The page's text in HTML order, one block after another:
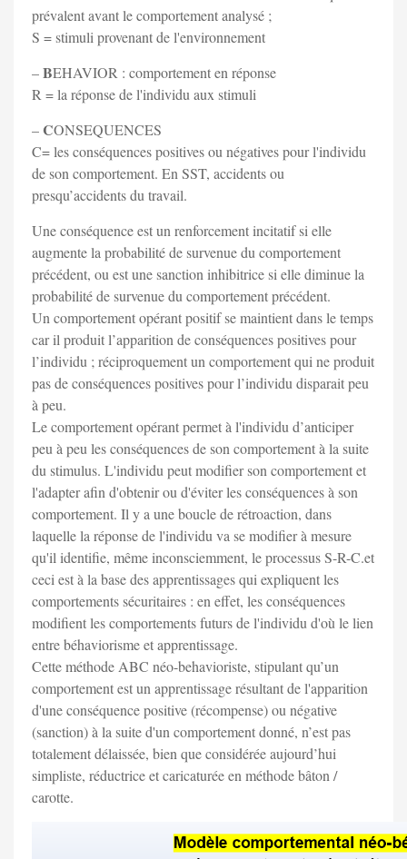
prévalent avant le comportement analysé ;
S = stimuli provenant de l'environnement
–BEHAVIOR : comportement en réponse
R = la réponse de l'individu aux stimuli
–CONSEQUENCES
C= les conséquences positives ou négatives pour l'individu
de son comportement. En SST, accidents ou
presqu’accidents du travail.
Une conséquence est un renforcement incitatif si elle
augmente la probabilité de survenue du comportement
précédent, ou est une sanction inhibitrice si elle diminue la
probabilité de survenue du comportement précédent.
Un comportement opérant positif se maintient dans le temps
car il produit l’apparition de conséquences positives pour
l’individu ; réciproquement un comportement qui ne produit
pas de conséquences positives pour l’individu disparait peu
à peu.
Le comportement opérant permet à l'individu d’anticiper
peu à peu les conséquences de son comportement à la suite
du stimulus. L'individu peut modifier son comportement et
l'adapter afin d'obtenir ou d'éviter les conséquences à son
comportement. Il y a une boucle de rétroaction, dans
laquelle la réponse de l'individu va se modifier à mesure
qu'il identifie, même inconsciemment, le processus S-R-C.et
ceci est à la base des apprentissages qui expliquent les
comportements sécuritaires : en effet, les conséquences
modifient les comportements futurs de l'individu d'où le lien
entre béhaviorisme et apprentissage.
Cette méthode ABC néo-behavioriste, stipulant qu’un
comportement est un apprentissage résultant de l'apparition
d'une conséquence positive (récompense) ou négative
(sanction) à la suite d'un comportement donné, n’est pas
totalement délaissée, bien que considérée aujourd’hui
simpliste, réductrice et caricaturée en méthode bâton /
carotte.